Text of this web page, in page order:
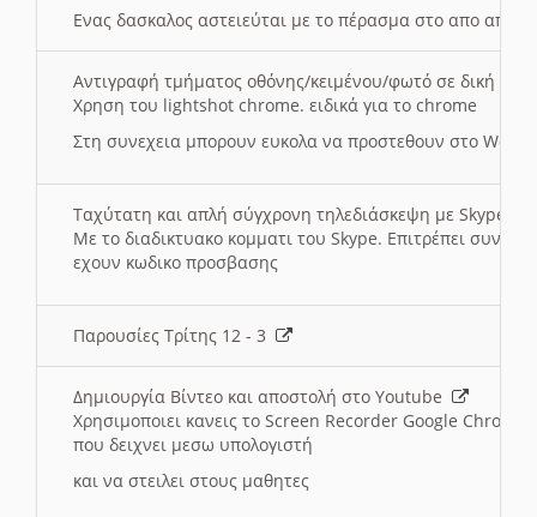
Ενας δασκαλος αστειεύται με το πέρασμα στο απο
Αντιγραφή τμήματος οθόνης/κειμένου/φωτό σε δική
Χρηση του lightshot chrome. ειδικά για το chrome
Στη συνεχεια μπορουν ευκολα να προστεθουν στο Word
Ταχύτατη και απλή σύγχρονη τηλεδιάσκεψη με Skype
Με το διαδικτυακο κομματι του Skype. Επιτρέπει
εχουν κωδικο προσβασης
Παρουσίες Τρίτης 12 - 3
Δημιουργία Βίντεο και αποστολή στο Youtube
Χρησιμοποιει κανεις το Screen Recorder Google Chrome
που δειχνει μεσω υπολογιστή
και να στειλει στους μαθητες